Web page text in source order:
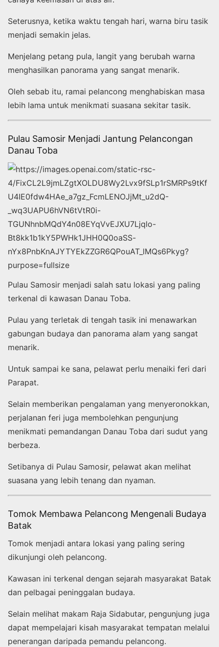
Seterusnya, ketika waktu tengah hari, warna biru tasik
menjadi semakin jelas.
Menjelang petang pula, langit yang berubah warna
menghasilkan panorama yang sangat menarik.
Oleh sebab itu, ramai pelancong menghabiskan masa
lebih lama untuk menikmati suasana sekitar tasik.
Pulau Samosir Menjadi Jantung Pelancongan
Danau Toba
Pulau Samosir menjadi salah satu lokasi yang paling
terkenal di kawasan Danau Toba.
Pulau yang terletak di tengah tasik ini menawarkan
gabungan budaya dan panorama alam yang sangat
menarik.
Untuk sampai ke sana, pelawat perlu menaiki feri dari
Parapat.
Selain memberikan pengalaman yang menyeronokkan,
perjalanan feri juga membolehkan pengunjung
menikmati pemandangan Danau Toba dari sudut yang
berbeza.
Setibanya di Pulau Samosir, pelawat akan melihat
suasana yang lebih tenang dan nyaman.
Tomok Membawa Pelancong Mengenali Budaya
Batak
Tomok menjadi antara lokasi yang paling sering
dikunjungi oleh pelancong.
Kawasan ini terkenal dengan sejarah masyarakat Batak
dan pelbagai peninggalan budaya.
Selain melihat makam Raja Sidabutar, pengunjung juga
dapat mempelajari kisah masyarakat tempatan melalui
penerangan daripada pemandu pelancong.